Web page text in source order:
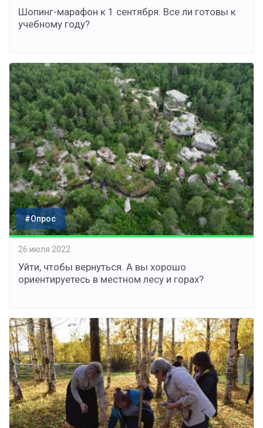
Шопинг-марафон к 1 сентября. Все ли готовы к
учебному году?
#Опрос
26 июля 2022
Уйти, чтобы вернуться. А вы хорошо
ориентируетесь в местном лесу и горах?